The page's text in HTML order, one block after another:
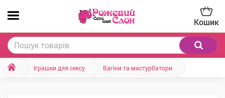
Кошик
Іграшки для сексу Вагіни та мастурбатори